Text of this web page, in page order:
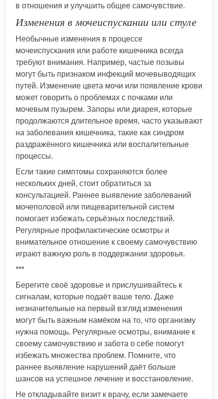
в отношения и улучшить общее самочувствие.
Изменения в мочеиспускании или стуле
Необычные изменения в процессе
мочеиспускания или работе кишечника всегда
требуют внимания. Например, частые позывы
могут быть признаком инфекций мочевыводящих
путей. Изменение цвета мочи или появление крови
может говорить о проблемах с почками или
мочевым пузырем. Запоры или диарея, которые
продолжаются длительное время, часто указывают
на заболевания кишечника, такие как синдром
раздражённого кишечника или воспалительные
процессы.
Если такие симптомы сохраняются более
нескольких дней, стоит обратиться за
консультацией. Раннее выявление заболеваний
мочеполовой или пищеварительной систем
помогает избежать серьёзных последствий.
Регулярные профилактические осмотры и
внимательное отношение к своему самочувствию
играют важную роль в поддержании здоровья.
***
Берегите своё здоровье и прислушивайтесь к
сигналам, которые подаёт ваше тело. Даже
незначительные на первый взгляд изменения
могут быть важным намёком на то, что организму
нужна помощь. Регулярные осмотры, внимание к
своему самочувствию и забота о себе помогут
избежать множества проблем. Помните, что
раннее выявление нарушений даёт больше
шансов на успешное лечение и восстановление.
Не откладывайте визит к врачу, если замечаете